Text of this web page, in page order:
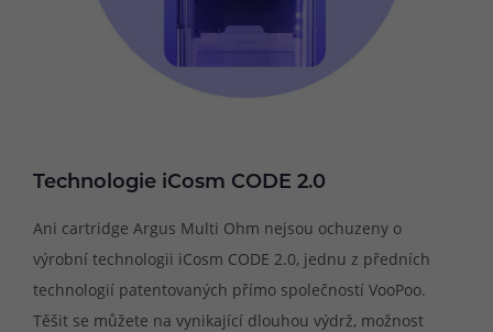
Technologie iCosm CODE 2.0
Ani cartridge Argus Multi Ohm nejsou ochuzeny o
výrobní technologii iCosm CODE 2.0, jednu z předních
technologií patentovaných přímo společností VooPoo.
Těšit se můžete na vynikající dlouhou výdrž, možnost